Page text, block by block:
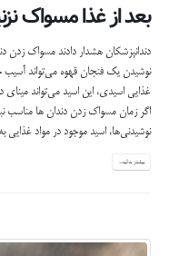
بعد از غذا مسواک
دندانپزشکان هشدار دادند مسواک
نوشیدن یک فنجان قهوه می‌تواند آسیب
غذایی اسیدی، این اسید می‌تواند
نوشیدنی‌ها، اسید موجود در مواد
بیشتر بدانید...